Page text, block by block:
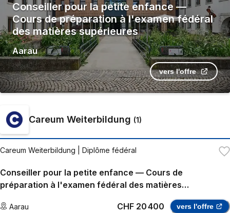
Conseiller pour la petite enfance —
Cours de préparation à l'examen fédéral
des matières supérieures
Aarau
vers l'offre
Careum Weiterbildung (1)
Careum Weiterbildung | Diplôme fédéral
Conseiller pour la petite enfance — Cours de
préparation à l'examen fédéral des matières
Aarau CHF 20 400 vers l'offre